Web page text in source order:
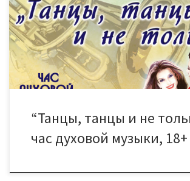
оркестра им. В.И. Агапкина под
Малый зал Билеты можно купить в кассе ДК с
ежедневно без перерыва и выходных Цена
рублей
“Танцы, танцы и не
час духовой музыки, 18+